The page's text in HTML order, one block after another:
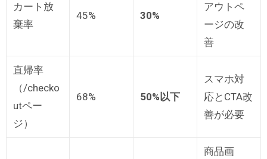
カート放
棄率
45% 30%
アウトペ
ージの改
善
直帰率
（/checko
utペー
ジ）
68% 50%以下
スマホ対
応とCTA改
善が必要
商品画